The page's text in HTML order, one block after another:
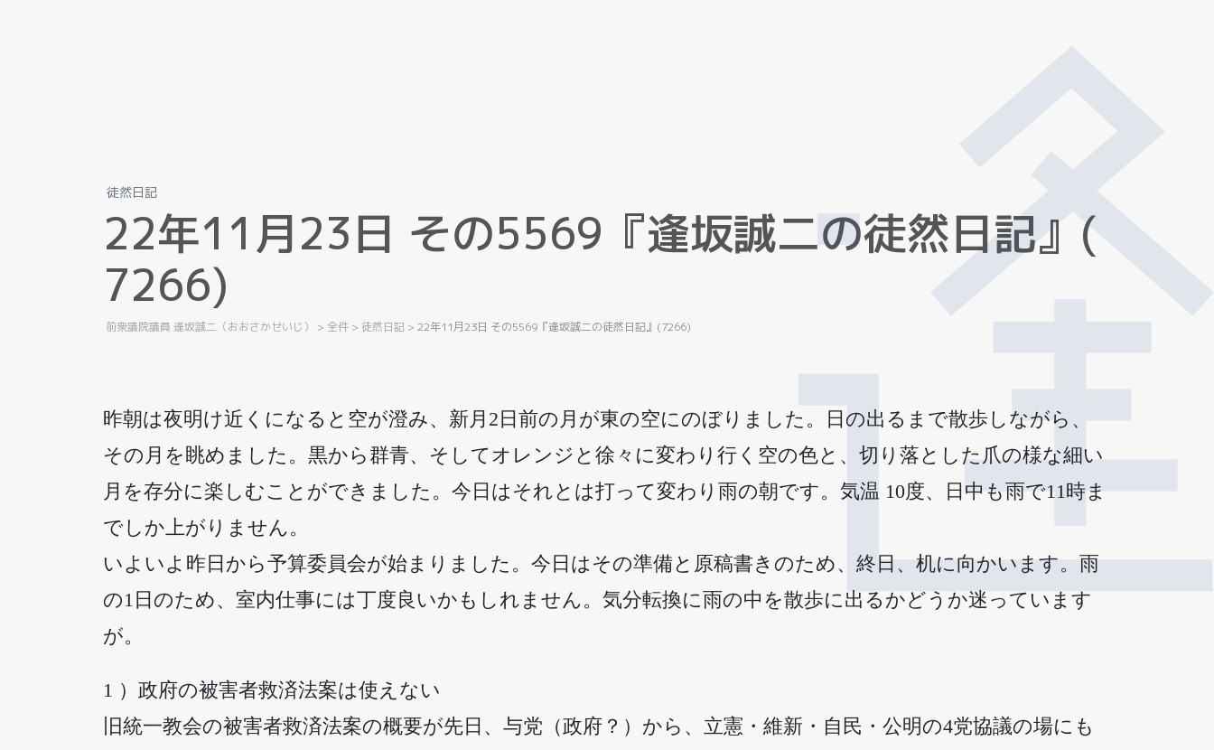
徒然日記
22年1 1月23日 その5569 『逢坂誠二の徒然日記』 (
7266)
前衆議院議員 逢坂誠二（おおさかせいじ） > 全件 > 徒然日記 >22年11月23日 その5569『逢坂誠二の徒然日記』(7266)
昨朝は夜明け近くになると空が澄み、新月2日前の月が東の空にのぼりました。日の出るまで散歩しながら、
その月を眺めました。黒から群青、そしてオレンジと徐々に変わり行く空の色と、切り落とした爪の様な細い
月を存分に楽しむことができました。今日はそれとは打って変わり雨の朝です。気温 10度、日中も雨で11時ま
でしか上がりません。
いよいよ昨日から予算委員会が始まりました。今日はその準備と原稿書きのため、終日、机に向かいます。雨
の1日のため、室内仕事には丁度良いかもしれません。気分転換に雨の中を散歩に出るかどうか迷っています
が。
1 ）政府の被害者救済法案は使えない
旧統一教会の被害者救済法案の概要が先日、与党（政府？）から、立憲・維新・自民・公明の4党協議の場にも